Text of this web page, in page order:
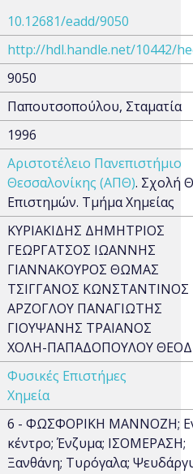
10.12681/eadd/9050
http://hdl.handle.net/10442/
9050
Παπουτσοπούλου, Σταματία
1996
Αριστοτέλειο Πανεπιστήμιο
Θεσσαλονίκης (ΑΠΘ). Σχολή
Επιστημών. Τμήμα Χημείας
ΚΥΡΙΑΚΙΔΗΣ ΔΗΜΗΤΡΙΟΣ
ΓΕΩΡΓΑΤΣΟΣ ΙΩΑΝΝΗΣ
ΓΙΑΝΝΑΚΟΥΡΟΣ ΘΩΜΑΣ
ΤΣΙΓΓΑΝΟΣ ΚΩΝΣΤΑΝΤΙΝΟΣ
ΑΡΖΟΓΛΟΥ ΠΑΝΑΓΙΩΤΗΣ
ΓΙΟΥΨΑΝΗΣ ΤΡΑΙΑΝΟΣ
ΧΟΛΗ-ΠΑΠΑΔΟΠΟΥΛΟΥ
Φυσικές Επιστήμες
Χημεία
6 - ΦΩΣΦΟΡΙΚΗ ΜΑΝΝΟΖΗ;
κέντρο; Ένζυμα; ΙΣΟΜΕΡΑΣΗ;
Ξανθάνη; Τυρόγαλα;